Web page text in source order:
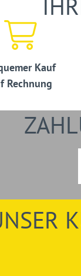
SiGeKo,
und
Mitteilnehmen
Kauf
Rechnung